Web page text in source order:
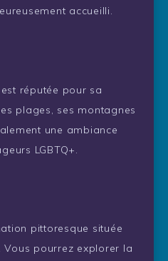
accueilli.
réputée pour sa
plages, ses montagnes
une ambiance
LGBTQ+.
pittoresque située
pourrez explorer la